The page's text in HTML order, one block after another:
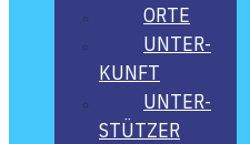
ORTE
UNTER­
KUNFT
UNTER­
STÜT­ZER